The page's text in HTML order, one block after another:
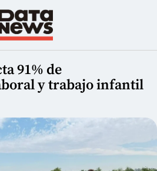
91% de
y trabajo infantil